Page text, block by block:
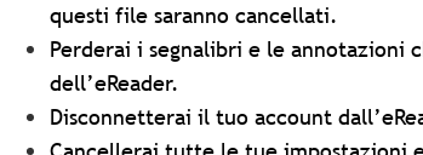
questi file saranno cancellati.
Perderai i segnalibri e le annotazioni
dell’eReader.
Disconnetterai il tuo account